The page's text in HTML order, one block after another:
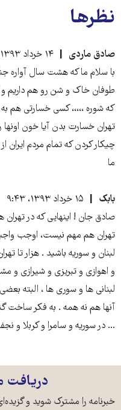
نظرها
صادق ماردی
۱۴ خرداد ۱۳۹۳، ۲۰:۲۴
با سلام ما که هشت سال آواره
طوفان خاک و شن رو هم
که شوره ،،،،، کسی خسارتی هم
تهران خسارت بدن آیا خون
چیکار کردن که تمام مردم ایران
ما
بابک
۱۵ خرداد ۱۳۹۳، ۹:۴۳
صادق جان ! اینهایی که در تهران
تهران هم مهم نیست، اوجب
لبنان و سوریه باشید . هزار تا
و اهوازی و تبریزی و شیرازی و
لبنانی ها و سوری ها ، البته
آنها هم نه همه . به فکر ساخت
... در سوریه و سامرا و کربلا و
دریافت
خبرنامه را مشترک شوید و